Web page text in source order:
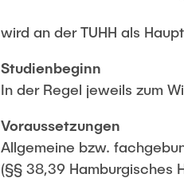
wird an der TUHH als
Studienbeginn
In der Regel jeweils zum
Voraussetzungen
Allgemeine bzw.
(§§ 38,39 Hamburgisches